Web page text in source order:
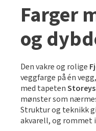
Farger
og
Den vakre og rolige
veggfarge på én
med tapetenStoreys
mønster som
Struktur og teknikk
akvarell, og rommet